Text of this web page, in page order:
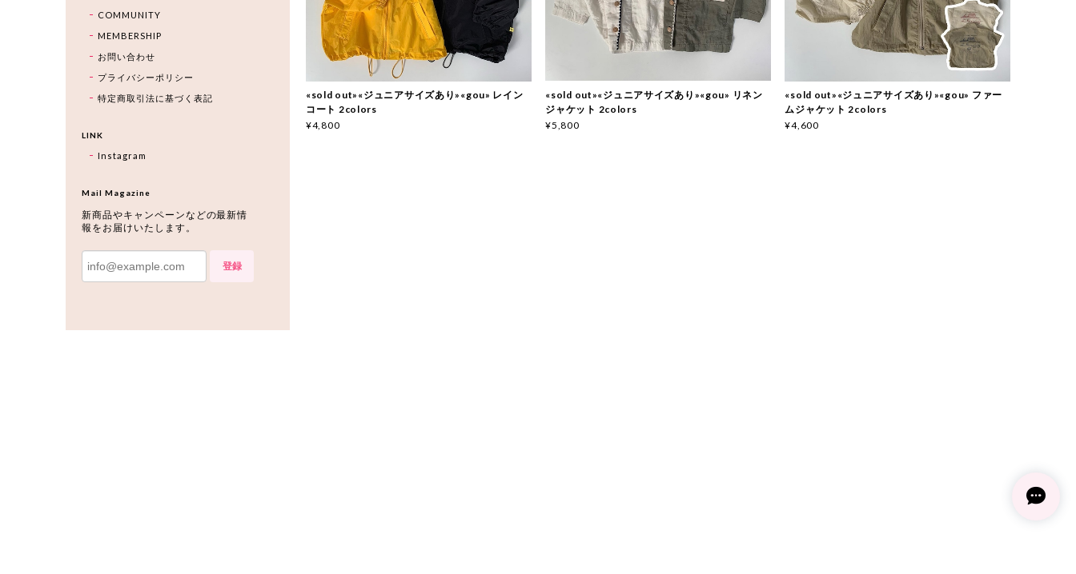
«sold out»«ジュニアサイズあり»«gou» レイン
コート 2colors
¥4,800
«sold out»«ジュニアサイズあり»«gou» リネン
ジャケット 2colors
¥5,800
«sold out»«ジュニアサイズあり»«gou» ファー
ムジャケット 2colors
¥4,600
COMMUNITY
MEMBERSHIP
お問い合わせ
プライバシーポリシー
特定商取引法に基づく表記
LINK
Instagram
Mail Magazine
新商品やキャンペーンなどの最新情
報をお届けいたします。
登録